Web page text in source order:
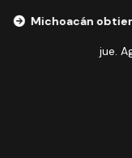
obtiene 9
jue.